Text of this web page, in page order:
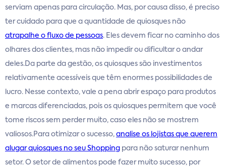
serviam apenas para circulação. Mas, por causa disso, é preciso
ter cuidado para que a quantidade de quiosques não
atrapalhe o fluxo de pessoas. Eles devem ficar no caminho dos
olhares dos clientes, mas não impedir ou dificultar o andar
deles.Da parte da gestão, os quiosques são investimentos
relativamente acessíveis que têm enormes possibilidades de
lucro. Nesse contexto, vale a pena abrir espaço para produtos
e marcas diferenciadas, pois os quiosques permitem que você
tome riscos sem perder muito, caso eles não se mostrem
valiosos.Para otimizar o sucesso, analise os lojistas que querem
alugar quiosques no seu Shopping para não saturar nenhum
setor. O setor de alimentos pode fazer muito sucesso, por